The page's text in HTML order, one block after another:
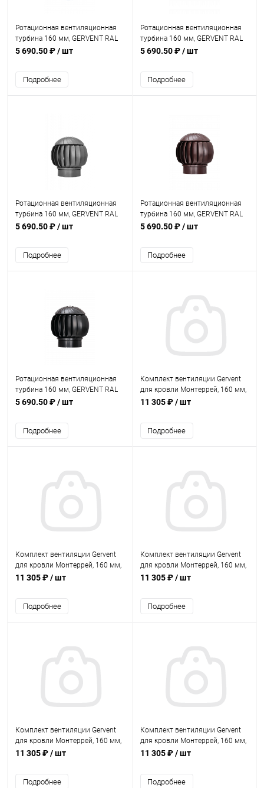
Ротационная вентиляционная
турбина 160 мм, GERVENT RAL
5005
5 690.50 ₽/ шт
Подробнее
Ротационная вентиляционная
турбина 160 мм, GERVENT RAL
6005
5 690.50 ₽/ шт
Подробнее
Ротационная вентиляционная
турбина 160 мм, GERVENT RAL
7024
5 690.50 ₽/ шт
Подробнее
Ротационная вентиляционная
турбина 160 мм, GERVENT RAL
8017
5 690.50 ₽/ шт
Подробнее
Ротационная вентиляционная
турбина 160 мм, GERVENT RAL
9005
5 690.50 ₽/ шт
Подробнее
Комплект вентиляции Gervent
для кровли Монтеррей, 160 мм,
труба изолированная 125 мм,
11 305 ₽/ шт
Подробнее
Комплект вентиляции Gervent
для кровли Монтеррей, 160 мм,
труба изолированная 125 мм,
11 305 ₽/ шт
Подробнее
Комплект вентиляции Gervent
для кровли Монтеррей, 160 мм,
труба изолированная 125 мм,
11 305 ₽/ шт
Подробнее
Комплект вентиляции Gervent
для кровли Монтеррей, 160 мм,
труба изолированная 125 мм,
11 305 ₽/ шт
Подробнее
Комплект вентиляции Gervent
для кровли Монтеррей, 160 мм,
труба изолированная 125 мм,
11 305 ₽/ шт
Подробнее